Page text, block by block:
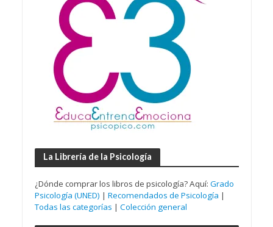
La Librería de la Psicología
¿Dónde comprar los libros de psicología? Aquí: Grado
Psicología (UNED) | Recomendados de Psicología |
Todas las categorías | Colección general